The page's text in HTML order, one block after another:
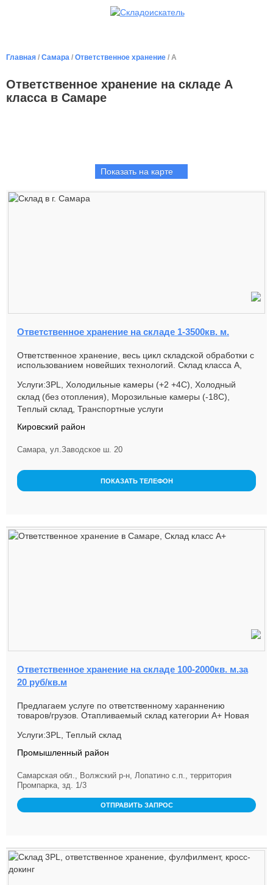
Главная / Самара / Ответственное хранение / A
Ответственное хранение на складе А
класса в Самаре
Показать на карте
Ответственное хранение на складе 1-3500кв. м.
Ответственное хранение, весь цикл складской обработки с
использованием новейших технологий. Склад класса А,
Услуги:3PL, Холодильные камеры (+2 +4С), Холодный
склад (без отопления), Морозильные камеры (-18С),
Теплый склад, Транспортные услуги
Кировский район
Самара, ул.Заводское ш. 20
ПОКАЗАТЬ ТЕЛЕФОН
Ответственное хранение на складе 100-2000кв. м.за
20 руб/кв.м
Предлагаем услуге по ответственному хараннению
товаров/грузов. Отапливаемый склад категории А+ Новая
Услуги:3PL, Теплый склад
Промышленный район
Самарская обл., Волжский р-н, Лопатино с.п., территория
Промпарка, зд. 1/3
ОТПРАВИТЬ ЗАПРОС